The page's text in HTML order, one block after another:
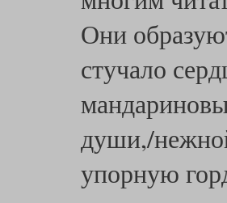
Они
стучало
души,/
упорную